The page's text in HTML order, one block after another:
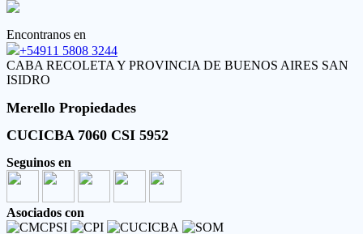
Encontranos en
+54911 5808 3244
CABA RECOLETA Y PROVINCIA DE BUENOS AIRES SAN
ISIDRO
Merello Propiedades
CUCICBA 7060 CSI 5952
Seguinos en
Asociados con